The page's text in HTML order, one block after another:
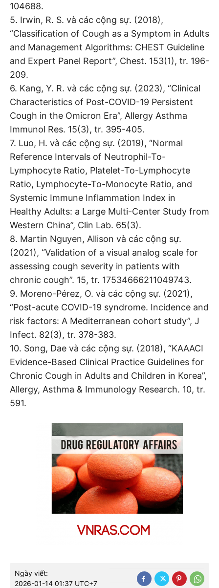
104688.
5. Irwin, R. S. và các cộng sự. (2018),
“Classification of Cough as a Symptom in Adults
and Management Algorithms: CHEST Guideline
and Expert Panel Report”, Chest. 153(1), tr. 196-
209.
6. Kang, Y. R. và các cộng sự. (2023), “Clinical
Characteristics of Post-COVID-19 Persistent
Cough in the Omicron Era”, Allergy Asthma
Immunol Res. 15(3), tr. 395-405.
7. Luo, H. và các cộng sự. (2019), “Normal
Reference Intervals of Neutrophil-To-
Lymphocyte Ratio, Platelet-To-Lymphocyte
Ratio, Lymphocyte-To-Monocyte Ratio, and
Systemic Immune Inflammation Index in
Healthy Adults: a Large Multi-Center Study from
Western China”, Clin Lab. 65(3).
8. Martin Nguyen, Allison và các cộng sự.
(2021), “Validation of a visual analog scale for
assessing cough severity in patients with
chronic cough”. 15, tr. 17534666211049743.
9. Moreno-Pérez, O. và các cộng sự. (2021),
“Post-acute COVID-19 syndrome. Incidence and
risk factors: A Mediterranean cohort study”, J
Infect. 82(3), tr. 378-383.
10. Song, Dae và các cộng sự. (2018), “KAAACI
Evidence-Based Clinical Practice Guidelines for
Chronic Cough in Adults and Children in Korea”,
Allergy, Asthma & Immunology Research. 10, tr.
591.
Ngày viết:
2026-01-14 01:37 UTC+7